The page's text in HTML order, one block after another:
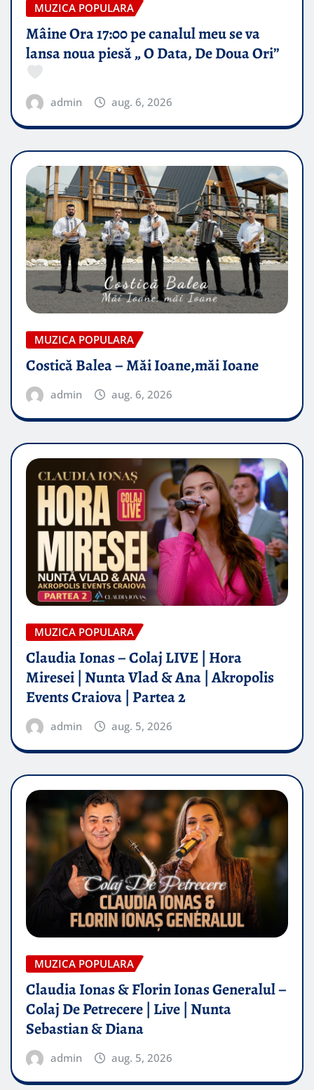
MUZICA POPULARA
Mâine Ora 17:00 pe canalul meu se va
lansa noua piesă „ O Data, De Doua Ori”
admin aug. 6, 2026
MUZICA POPULARA
Costică Balea – Măi Ioane,măi Ioane
admin aug. 6, 2026
MUZICA POPULARA
Claudia Ionas – Colaj LIVE | Hora
Miresei | Nunta Vlad & Ana | Akropolis
Events Craiova | Partea 2
admin aug. 5, 2026
MUZICA POPULARA
Claudia Ionas & Florin Ionas Generalul –
Colaj De Petrecere | Live | Nunta
Sebastian & Diana
admin aug. 5, 2026